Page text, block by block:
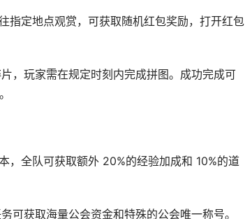
指定地点观赏，可获取随机红包奖励，打开红包
，玩家需在规定时刻内完成拼图。成功完成可
，全队可获取额外 20%的经验加成和 10%的道
可获取海量公会资金和特殊的公会唯一称号。